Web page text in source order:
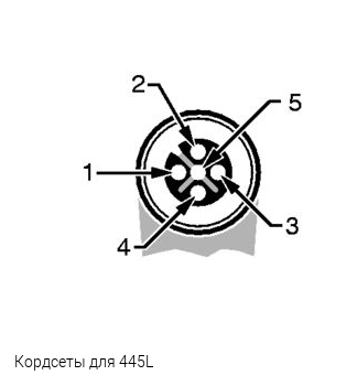
Кордсеты для 445L